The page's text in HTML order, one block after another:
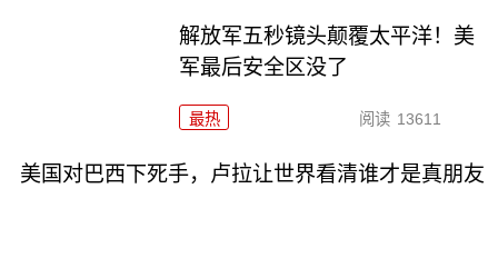
解放军五秒镜头颠覆太平洋！美
军最后安全区没了
最热 阅读 13611
美国对巴西下死手，卢拉让世界看清谁才是真朋友